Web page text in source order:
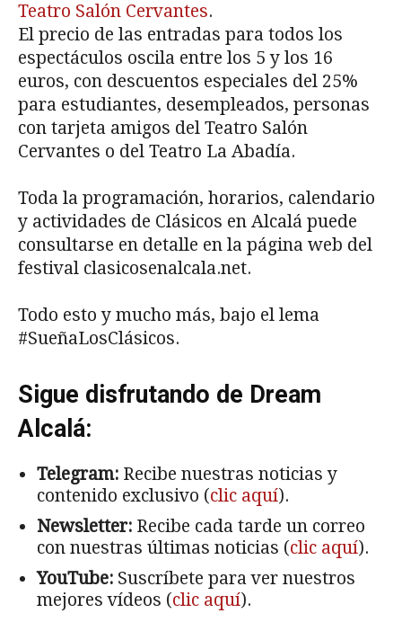
Teatro Salón Cervantes.
El precio de las entradas para todos los
espectáculos oscila entre los 5 y los 16
euros, con descuentos especiales del 25%
para estudiantes, desempleados, personas
con tarjeta amigos del Teatro Salón
Cervantes o del Teatro La Abadía.
Toda la programación, horarios, calendario
y actividades de Clásicos en Alcalá puede
consultarse en detalle en la página web del
festival clasicosenalcala.net.
Todo esto y mucho más, bajo el lema
#SueñaLosClásicos.
Sigue disfrutando de Dream
Alcalá:
Telegram: Recibe nuestras noticias y
contenido exclusivo (clic aquí).
Newsletter: Recibe cada tarde un correo
con nuestras últimas noticias (clic aquí).
YouTube: Suscríbete para ver nuestros
mejores vídeos (clic aquí).